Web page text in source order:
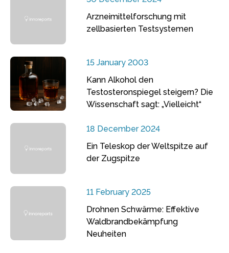
Arzneimittelforschung mit
zellbasierten Testsystemen
15 January 2003
Kann Alkohol den
Testosteronspiegel steigern? Die
Wissenschaft sagt: „Vielleicht“
18 December 2024
Ein Teleskop der Weltspitze auf
der Zugspitze
11 February 2025
Drohnen Schwärme: Effektive
Waldbrandbekämpfung
Neuheiten